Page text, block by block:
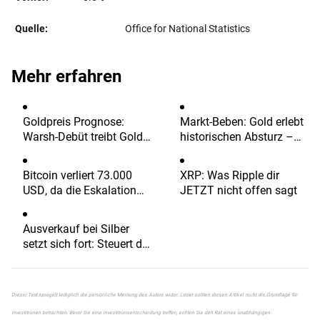
Quelle: Office for National Statistics
Mehr erfahren
Goldpreis Prognose:
Warsh-Debüt treibt Gold
Markt-Beben: Gold erlebt
historischen Absturz –
Spekulationsblase
Bitcoin verliert 73.000
USD, da die Eskalation
Iran sowie ETF-Abflüsse
den Ausverkauf am
Kryptomarkt vertiefen
XRP: Was Ripple dir
JETZT nicht offen sagt
Ausverkauf bei Silber
setzt sich fort: Steuert der
Dieser Text spiegelt lediglich die persönliche Meinung des Autors wider. Leser sollten diesen Artikel nicht als Grundlage für
Investitionen betrachten. Bevor Sie eine Investitionsentscheidung treffen, sollten Sie den Rat eines unabhängigen